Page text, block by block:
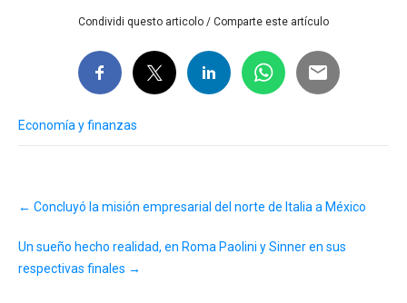
Condividi questo articolo / Comparte este artículo
Economía y finanzas
navigation
← Concluyó la misión empresarial del norte de Italia a México
Un sueño hecho realidad, en Roma Paolini y Sinner en sus
respectivas finales →